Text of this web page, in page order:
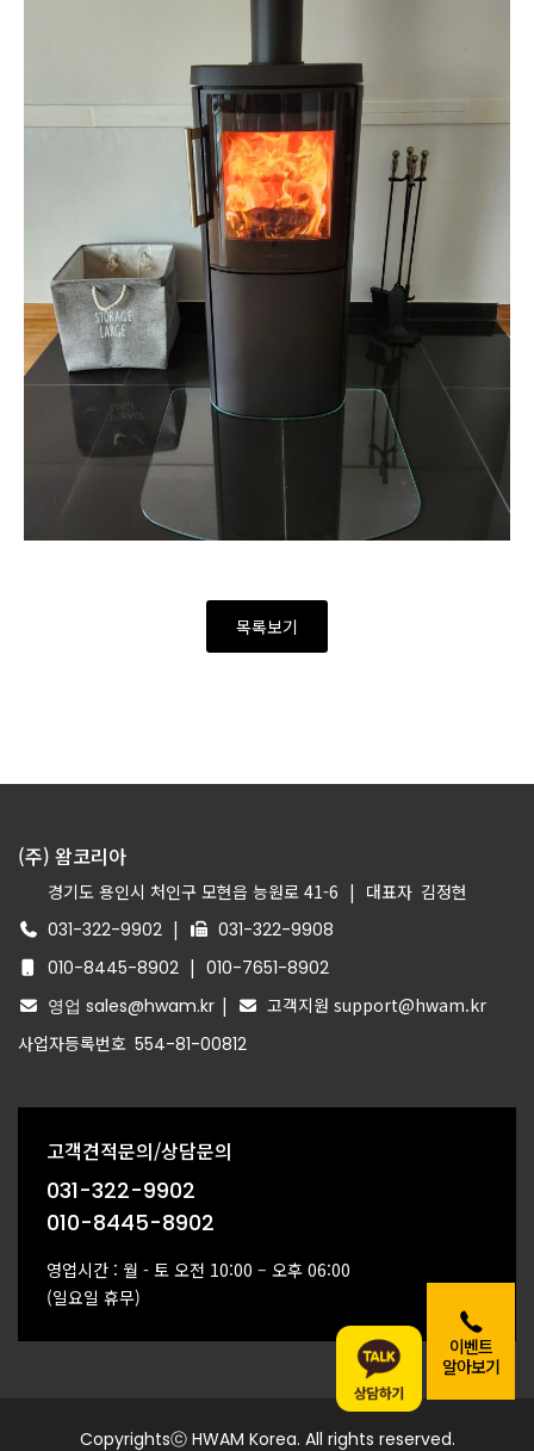
이벤트
알아보기
목록보기
(주) 왐코리아
경기도 용인시 처인구 모현읍 능원로 41-6 | 대표자 김정현
031-322-9902 |
031-322-9908
010-8445-8902 | 010-7651-8902
영업 sales@hwam.kr |
고객지원 support@hwam.kr
사업자등록번호 554-81-00812
고객견적문의/상담문의
031-322-9902
010-8445-8902
영업시간 : 월 - 토 오전 10:00 – 오후 06:00
(일요일 휴무)
Copyrightsⓒ HWAM Korea. All rights reserved.